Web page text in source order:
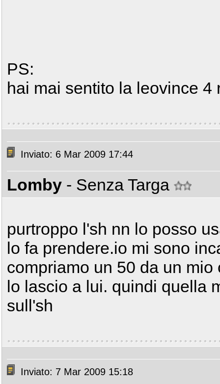
PS:
hai mai sentito la leovince
Inviato: 6 Mar 2009 17:44
Lomby - Senza Targa
purtroppo l'sh nn lo posso
lo fa prendere.io mi sono
compriamo un 50 da un
lo lascio a lui. quindi quella
sull'sh
Inviato: 7 Mar 2009 15:18